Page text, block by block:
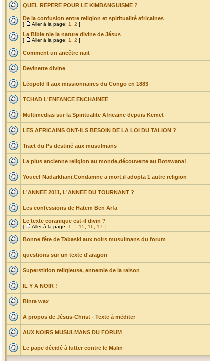
QUEL REPERE POUR LE KIMBANGUISME ?
De la confusion entre religion et spiritualité africaines
[ Aller à la page: 1 2 ]
La Bible nie la nature divine de Jésus
[ Aller à la page: 1 2 ]
Comment un ancêtre nait
Devinette divine
Léopold II aux missionnaires du Congo en 1883
TCHAD L'ENFANCE ENCHAINEE
Multimedias sur la Spiritualite Africaine depuis Kemet
LES AFRICAINS ONT-ILS BESOIN DE LA LOI DU TALION ?
Tract du Ps destiné aux musulmans
La plus ancienne religion au monde,découverte au Botswana!
Youcef Nadarkhani,Condamne a mort,il adopta 1 autre religion
L'ANNEE 2011, L'ANNEE DU TOURNANT ?
Les confessions de Hatem Ben Arfa
Le texte coranique est-il divin ?
[ Aller à la page: 1 15 16 17 ]
Bonne fête de Tabaski aux noirs musulmans du forum
questions sur un texte d'aragon
Superstition religieuse, ennemie de la raison
IL Y A NOIR !
Binta wax
A propos de Jésus-Christ - Texte à méditer
AUX NOIRS MUSULMANS DU FORUM
Le pape décidé à lutter contre le Malin